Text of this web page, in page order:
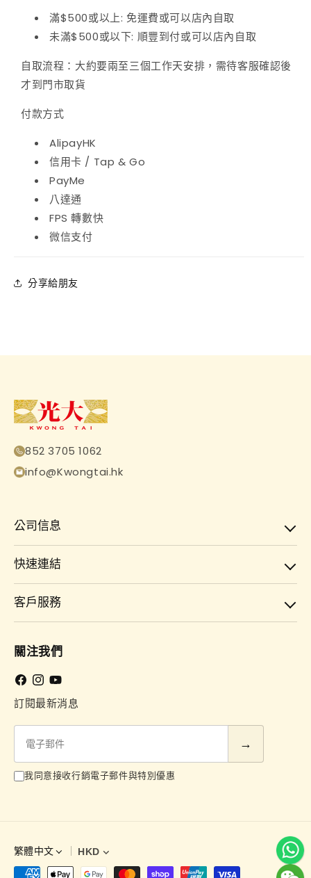
滿$500或以上: 免運費或可以店內自取
未滿$500或以下: 順豐到付或可以店內自取
自取流程：大約要兩至三個工作天安排，需待客服確認後
才到門市取貨
付款方式
AlipayHK
信用卡 / Tap & Go
PayMe
八達通
FPS 轉數快
微信支付
分享給朋友
852 3705 1062
info@Kwongtai.hk
公司信息
快速連結
客戶服務
關注我們
Facebook
Instagram
YouTube
訂閱最新消息
郵我同意接收行銷電子郵件與特別優惠
語
繁體中文 HKD